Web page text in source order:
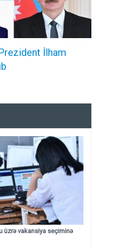
İlham
üzrə vakansiya seçiminə